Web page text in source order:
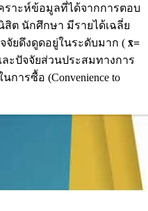
ราะห์ข้อมูลที่ได้จากการตอบ
ต นักศึกษา มีรายได้เฉลี่ย
จัยดึงดูดอยู่ในระดับมาก ( x̄=
ละปัจจัยส่วนประสมทางการ
การซื้อ (Convenience to